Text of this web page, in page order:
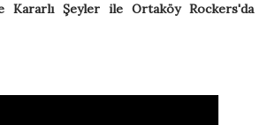
Kararlı Şeyler ile Ortaköy Rockers'da